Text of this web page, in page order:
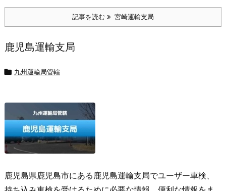
記事を読む 宮崎運輸支局
鹿児島運輸支局
 九州運輸局管轄
鹿児島県鹿児島市にある鹿児島運輸支局でユーザー車検、